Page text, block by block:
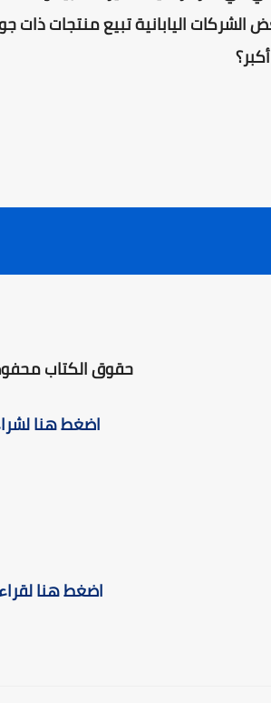
الشركات اليابانية تبيع منتجات
حقوق الكتاب
اضغط هنا
اضغط هنا